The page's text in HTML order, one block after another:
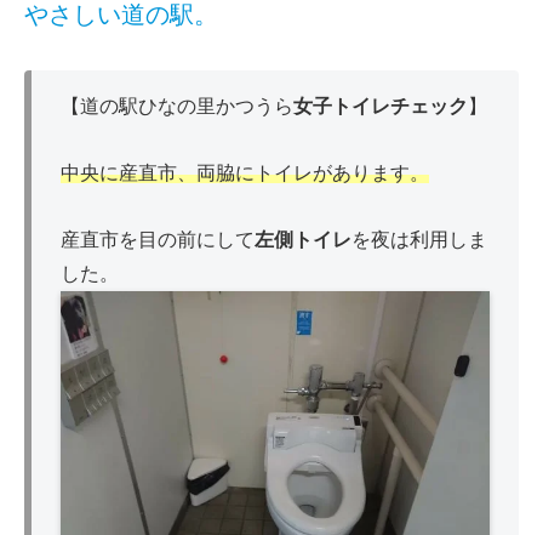
やさしい道の駅。
【道の駅ひなの里かつうら女子トイレチェック 】
中央に産直市、両脇にトイレがあります。
産直市を目の前にして左側トイレを夜は利用しま
した。